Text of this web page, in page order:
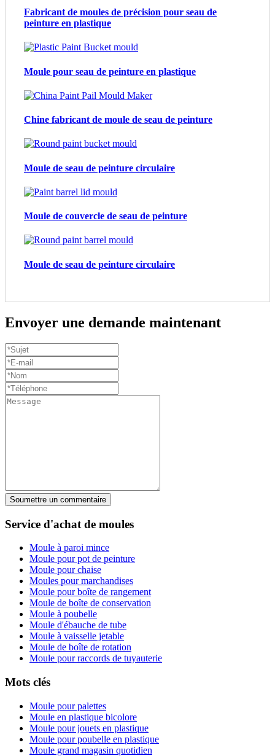
Fabricant de moules de précision pour seau de
peinture en plastique
Moule pour seau de peinture en plastique
Chine fabricant de moule de seau de peinture
Moule de seau de peinture circulaire
Moule de couvercle de seau de peinture
Moule de seau de peinture circulaire
Envoyer une demande maintenant
Soumettre un commentaire
Service d'achat de moules
Moule à paroi mince
Moule pour pot de peinture
Moule pour chaise
Moules pour marchandises
Moule pour boîte de rangement
Moule de boîte de conservation
Moule à poubelle
Moule d'ébauche de tube
Moule à vaisselle jetable
Moule de boîte de rotation
Moule pour raccords de tuyauterie
Mots clés
Moule pour palettes
Moule en plastique bicolore
Moule pour jouets en plastique
Moule pour poubelle en plastique
Moule grand magasin quotidien